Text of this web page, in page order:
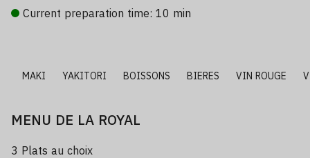
Current preparation time: 10 min
MAKI YAKITORI BOISSONS BIERES VIN ROUGE
MENU DE LA ROYAL
3 Plats au choix